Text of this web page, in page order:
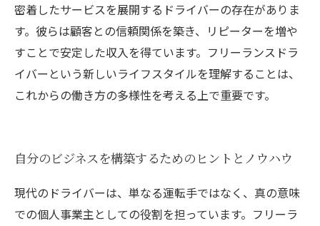
密着したサービスを展開するドライバーの存在がありま
す。彼らは顧客との信頼関係を築き、リピーターを増や
すことで安定した収入を得ています。フリーランスドラ
イバーという新しいライフスタイルを理解することは、
これからの働き方の多様性を考える上で重要です。
自分のビジネスを構築するためのヒントとノウハウ
現代のドライバーは、単なる運転手ではなく、真の意味
での個人事業主としての役割を担っています。フリーラ